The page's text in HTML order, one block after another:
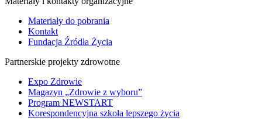
Materiały do pobrania
Kontakt
Fundacja Źródła Życia
Partnerskie projekty zdrowotne
Expo Zdrowie
Magazyn „Zdrowie z wyboru”
Program NEWSTART
Korespondencyjna szkoła lepszego życia